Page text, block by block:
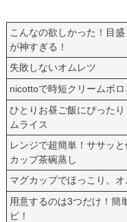
こんなの欲しかった！目
が神すぎる！
失敗しないオムレツ
nicottoで時短クリームボ
ひとりお昼ご飯にぴった
ムライス
レンジで超簡単！ササッ
カップ茶碗蒸し
マグカップでほっこり。
用意するのは3つだけ！簡
ピ！